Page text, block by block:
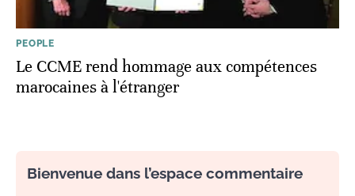
PEOPLE
Le CCME rend hommage aux compétences
marocaines à l'étranger
Bienvenue dans l’espace commentaire